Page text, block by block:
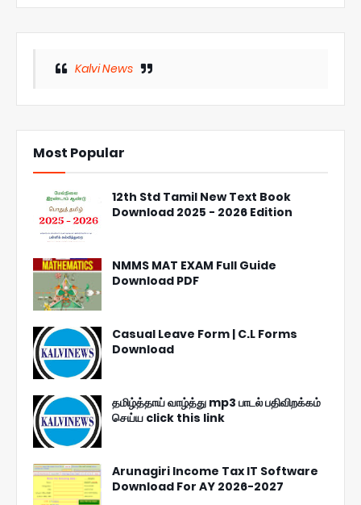
Kalvi News
Most Popular
12th Std Tamil New Text Book
Download 2025 - 2026 Edition
NMMS MAT EXAM Full Guide
Download PDF
Casual Leave Form | C.L Forms
Download
தமிழ்த்தாய் வாழ்த்து mp3 பாடல் பதிவிறக்கம்
செய்ய click this link
Arunagiri Income Tax IT Software
Download For AY 2026-2027